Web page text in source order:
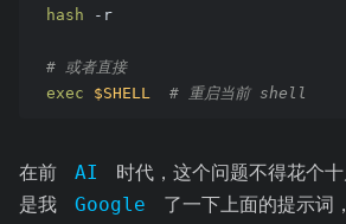
hash -r
# 或者直接
exec
$SHELL # 重启当前 shell
在前 AI
时代，这个问题不得花个
是我
Google
了一下上面的提示词